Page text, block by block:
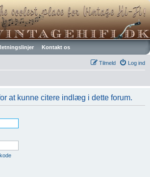
Kontakt os
Log ind
Tilmeld
at kunne citere indlæg i dette forum.